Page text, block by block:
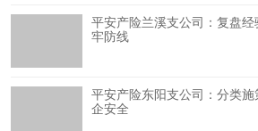
平安产险兰溪支公司：复盘
牢防线
平安产险东阳支公司：分类
企安全